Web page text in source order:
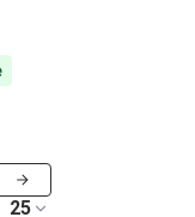
25